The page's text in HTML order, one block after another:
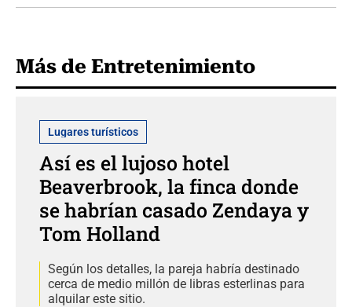
Más de Entretenimiento
Lugares turísticos
Así es el lujoso hotel
Beaverbrook, la finca donde
se habrían casado Zendaya y
Tom Holland
Según los detalles, la pareja habría destinado
cerca de medio millón de libras esterlinas para
alquilar este sitio.